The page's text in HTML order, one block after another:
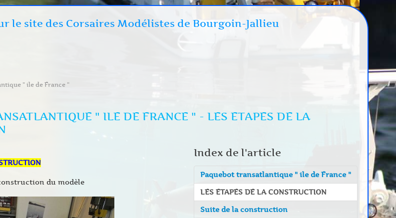
le site des Corsaires Modélistes de Bourgoin-Jallieu
" ile de France "
" ILE DE FRANCE " - LES ETAPES DE LA
Index de l'article
Paquebot transatlantique " ile de France "
LES ETAPES DE LA CONSTRUCTION
Suite de la construction
du modèle